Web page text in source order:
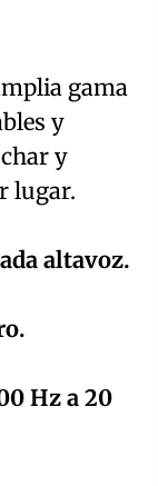
gama
y
y
lugar.
altavoz.
Hz a 20